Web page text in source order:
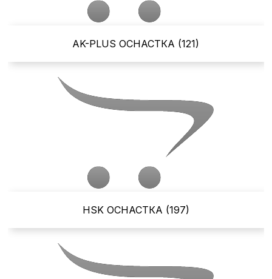
AK-PLUS ОСНАСТКА (121)
HSK ОСНАСТКА (197)